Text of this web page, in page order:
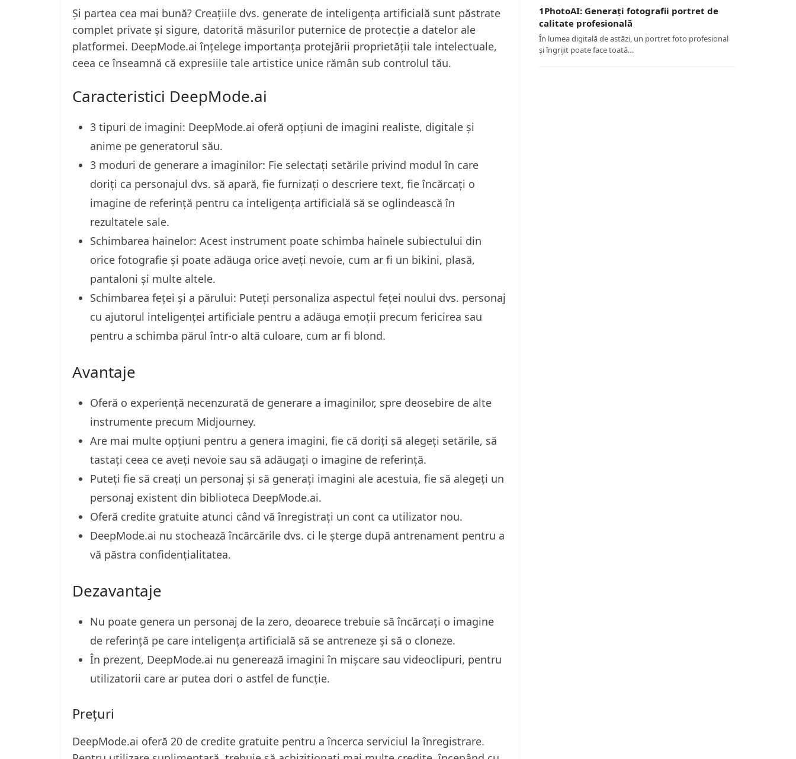
Și partea cea mai bună? Creațiile dvs. generate de inteligența artificială sunt păstrate
complet private și sigure, datorită măsurilor puternice de protecție a datelor ale
platformei. DeepMode.ai înțelege importanța protejării proprietății tale intelectuale,
ceea ce înseamnă că expresiile tale artistice unice rămân sub controlul tău.
Caracteristici DeepMode.ai
3 tipuri de imagini: DeepMode.ai oferă opțiuni de imagini realiste, digitale și
anime pe generatorul său.
3 moduri de generare a imaginilor: Fie selectați setările privind modul în care
doriți ca personajul dvs. să apară, fie furnizați o descriere text, fie încărcați o
imagine de referință pentru ca inteligența artificială să se oglindească în
rezultatele sale.
Schimbarea hainelor: Acest instrument poate schimba hainele subiectului din
orice fotografie și poate adăuga orice aveți nevoie, cum ar fi un bikini, plasă,
pantaloni și multe altele.
Schimbarea feței și a părului: Puteți personaliza aspectul feței noului dvs. personaj
cu ajutorul inteligenței artificiale pentru a adăuga emoții precum fericirea sau
pentru a schimba părul într-o altă culoare, cum ar fi blond.
Avantaje
Oferă o experiență necenzurată de generare a imaginilor, spre deosebire de alte
instrumente precum Midjourney.
Are mai multe opțiuni pentru a genera imagini, fie că doriți să alegeți setările, să
tastați ceea ce aveți nevoie sau să adăugați o imagine de referință.
Puteți fie să creați un personaj și să generați imagini ale acestuia, fie să alegeți un
personaj existent din biblioteca DeepMode.ai.
Oferă credite gratuite atunci când vă înregistrați un cont ca utilizator nou.
DeepMode.ai nu stochează încărcările dvs. ci le șterge după antrenament pentru a
vă păstra confidențialitatea.
Dezavantaje
Nu poate genera un personaj de la zero, deoarece trebuie să încărcați o imagine
de referință pe care inteligența artificială să se antreneze și să o cloneze.
În prezent, DeepMode.ai nu generează imagini în mișcare sau videoclipuri, pentru
utilizatorii care ar putea dori o astfel de funcție.
Prețuri
DeepMode.ai oferă 20 de credite gratuite pentru a încerca serviciul la înregistrare.
1PhotoAI: Generați fotografii portret de
calitate profesională
În lumea digitală de astăzi, un portret foto profesional
și îngrijit poate face toată…